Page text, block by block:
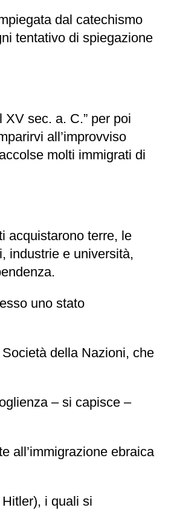
dal catechismo
tentativo di spiegazione
sec. a. C.” per poi
all’improvviso
molti immigrati di
acquistarono terre, le
industrie e università,
uno stato
della Nazioni, che
– si capisce –
all’immigrazione ebraica
i quali si